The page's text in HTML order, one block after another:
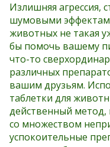
Излишняя агрессия,
шумовыми
животных не такая
бы помочь вашему
что-то
различных
вашим друзьям.
таблетки для
действенный
со множеством
успокоительные